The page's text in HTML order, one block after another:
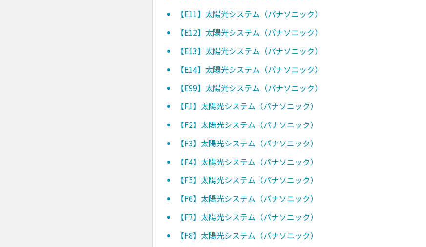
【E11】太陽光システム（パナソニック）
【E12】太陽光システム（パナソニック）
【E13】太陽光システム（パナソニック）
【E14】太陽光システム（パナソニック）
【E99】太陽光システム（パナソニック）
【F1】太陽光システム（パナソニック）
【F2】太陽光システム（パナソニック）
【F3】太陽光システム（パナソニック）
【F4】太陽光システム（パナソニック）
【F5】太陽光システム（パナソニック）
【F6】太陽光システム（パナソニック）
【F7】太陽光システム（パナソニック）
【F8】太陽光システム（パナソニック）